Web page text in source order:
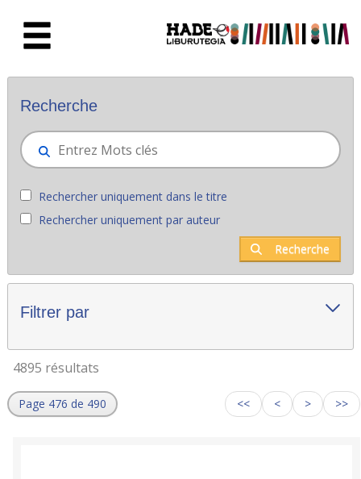
Nouveaux livres - Liburutegia
Recherche
Rechercher uniquement dans le titre
Rechercher uniquement par auteur
Recherche
Filtrer par
4895 résultats
Page 476 de 490 << < > >>